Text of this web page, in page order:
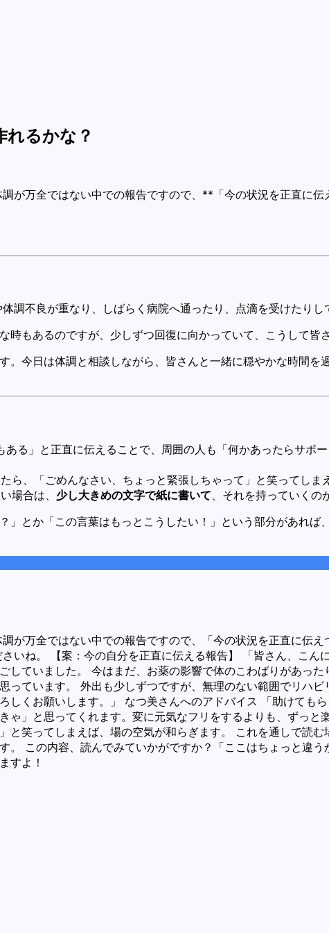
れるかな？
が万全ではない中での報告ですので、**「今の状況を正直に
調不良が重なり、しばらく病院へ通ったり、点滴を受けたりし
もあるのですが、少しずつ回復に向かっていて、こうして皆
今日は体調と相談しながら、皆さんと一緒に穏やかな時間を
ある」と正直に伝えることで、周囲の人も「何かあったらサポ
ら、「ごめんなさい、ちょっと緊張しちゃって」と笑ってしま
場合は、 少し大きめの文字で紙に書いて 、それを持っていくの
」とか「この言葉はもっとこうしたい！」という部分があれ
が万全ではない中での報告ですので、「今の状況を正直に伝
いね。 【案：今の自分を正直に伝える報告】 「皆さん、こん
ていました。 今はまだ、お薬の影響で体のこわばりがあっ
ています。 外出も少しずつですが、無理のない範囲でリハ
くお願いします。」 なつ美さんへのアドバイス 「助けても
ゃ」と思ってくれます。変に元気なフリをするよりも、ずっ
と笑ってしまえば、場の空気が和らぎます。 これを通しで読
。 この内容、読んでみていかがですか？「ここはちょっと違
すよ！